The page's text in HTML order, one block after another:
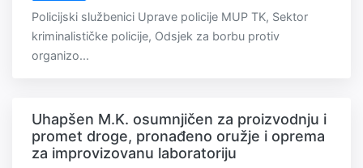
Policijski službenici Uprave policije MUP TK, Sektor
kriminalističke policije, Odsjek za borbu protiv
organizo...
Uhapšen M.K. osumnjičen za proizvodnju i
promet droge, pronađeno oružje i oprema
za improvizovanu laboratoriju